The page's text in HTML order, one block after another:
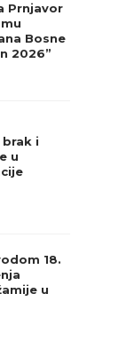
Prnjavor
Bosne
2026”
i
u
18.
u